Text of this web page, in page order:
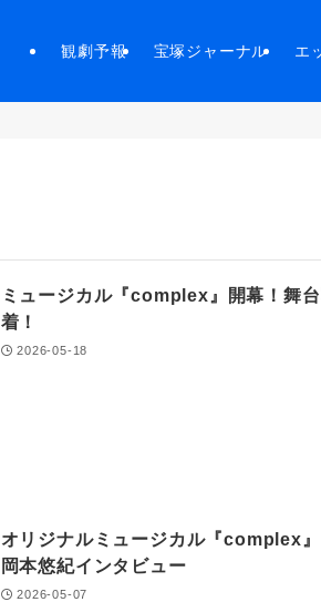
観劇予報 宝塚ジャーナル エ
ミュージカル『complex』開幕！舞
着！
2026-05-18
オリジナルミュージカル『complex
岡本悠紀インタビュー
2026-05-07